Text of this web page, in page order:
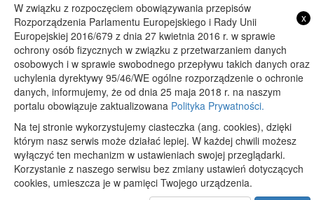
Copyright 2019@ - Muzeum Henryka Sienkiewicza w Woli Okrzejskiej
Projekt i wykonanie: itlu.pl
x
W związku z rozpoczęciem obowiązywania przepisów
Rozporządzenia Parlamentu Europejskiego i Rady Unii
Europejskiej 2016/679 z dnia 27 kwietnia 2016 r. w sprawie
ochrony osób fizycznych w związku z przetwarzaniem danych
osobowych i w sprawie swobodnego przepływu takich danych oraz
uchylenia dyrektywy 95/46/WE ogólne rozporządzenie o ochronie
danych, informujemy, że od dnia 25 maja 2018 r. na naszym
portalu obowiązuje zaktualizowana Polityka Prywatności.
Na tej stronie wykorzystujemy ciasteczka (ang. cookies), dzięki
którym nasz serwis może działać lepiej. W każdej chwili możesz
wyłączyć ten mechanizm w ustawieniach swojej przeglądarki.
Korzystanie z naszego serwisu bez zmiany ustawień dotyczących
cookies, umieszcza je w pamięci Twojego urządzenia.